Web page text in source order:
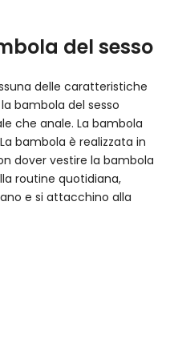
del sesso
delle caratteristiche
bambola del sesso
che anale. La bambola
bambola è realizzata in
dover vestire la bambola
routine quotidiana,
e si attacchino alla